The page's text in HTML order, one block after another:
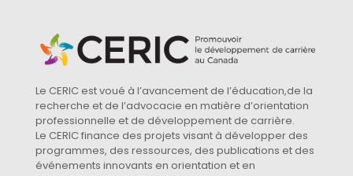
Le CERIC est voué à l’avancement de l’éducation,de la
recherche et de l’advocacie en matière d’orientation
professionnelle et de développement de carrière.
Le CERIC finance des projets visant à développer des
programmes, des ressources, des publications et des
événements innovants en orientation et en